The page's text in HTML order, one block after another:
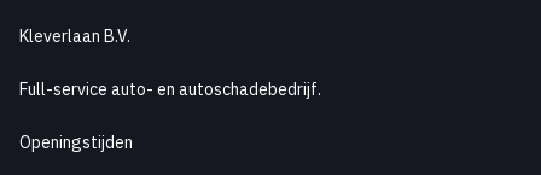
Kleverlaan B.V.
Full-service auto- en autoschadebedrijf.
Openingstijden